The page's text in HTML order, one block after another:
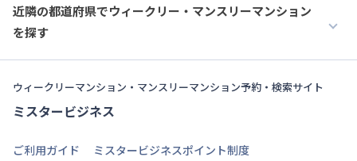
近隣の都道府県でウィークリー・マンスリーマンション
を探す
ウィークリーマンション・マンスリーマンション予約・検索サイト
ミスタービジネス
ご利用ガイド ミスタービジネスポイント制度